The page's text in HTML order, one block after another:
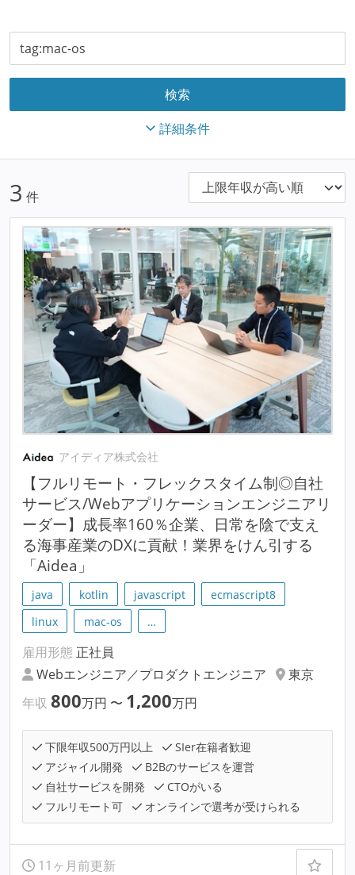
詳細条件
3 件
アイディア株式会社
【フルリモート・フレックスタイム制◎自社
サービス/Webアプリケーションエンジニアリ
ーダー】成長率160％企業、日常を陰で支え
る海事産業のDXに貢献！業界をけん引する
「Aidea」
java kotlin javascript
ecmascript8
linux
mac-os …
雇用形態 正社員
Webエンジニア／プロダクトエンジニア
東京
年収 800万円 〜 1,200万円
下限年収500万円以上
SIer在籍者歓迎
アジャイル開発
B2Bのサービスを運営
自社サービスを開発
CTOがいる
フルリモート可
オンラインで選考が受けられる
11ヶ月前更新